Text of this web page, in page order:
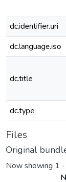
dc.identifier.uri
dc.language.iso
dc.title
dc.type
Files
Original
Now showing 1